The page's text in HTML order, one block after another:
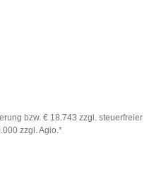
bzw. € 18.743 zzgl. steuerfreier
zzgl. Agio.*